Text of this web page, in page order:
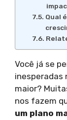
Qual
Você já se
inesperadas
maior?
nos fazem
um plano